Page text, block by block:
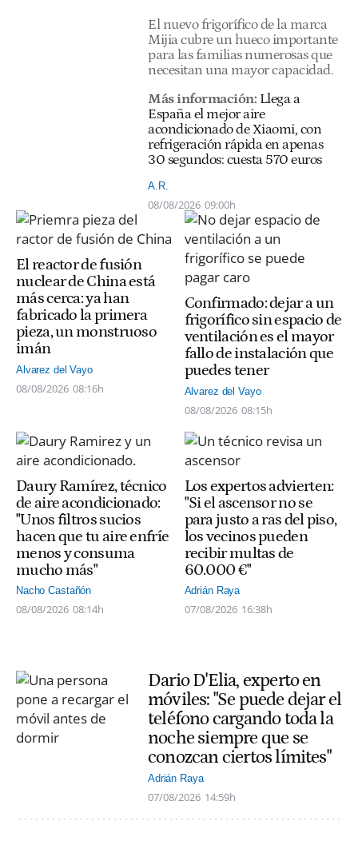
El nuevo frigorífico de la marca
Mijia cubre un hueco importante
para las familias numerosas que
necesitan una mayor capacidad.
Más información: Llega a
España el mejor aire
acondicionado de Xiaomi, con
refrigeración rápida en apenas
30 segundos: cuesta 570 euros
A.R.
08/08/2026 09:00h
El reactor de fusión
nuclear de China está
más cerca: ya han
fabricado la primera
pieza, un monstruoso
imán
Alvarez del Vayo
08/08/2026 08:16h
Confirmado: dejar a un
frigorífico sin espacio de
ventilación es el mayor
fallo de instalación que
puedes tener
Alvarez del Vayo
08/08/2026 08:15h
Daury Ramírez, técnico
de aire acondicionado:
"Unos filtros sucios
hacen que tu aire enfríe
menos y consuma
mucho más"
Nacho Castañón
08/08/2026 08:14h
Los expertos advierten:
"Si el ascensor no se
para justo a ras del piso,
los vecinos pueden
recibir multas de
60.000 €"
Adrián Raya
07/08/2026 16:38h
Dario D'Elia, experto en
móviles: "Se puede dejar el
teléfono cargando toda la
noche siempre que se
conozcan ciertos límites"
Adrián Raya
07/08/2026 14:59h